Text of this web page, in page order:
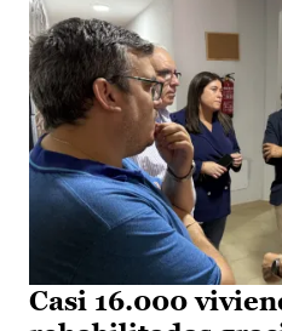
Casi 16.000